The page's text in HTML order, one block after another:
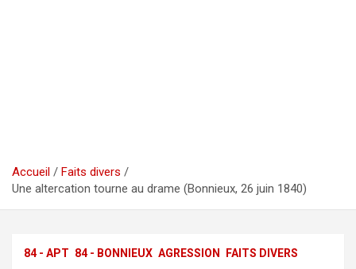
Accueil
Faits divers
Une altercation tourne au drame (Bonnieux, 26 juin 1840)
84 - APT 84 - BONNIEUX AGRESSION FAITS DIVERS